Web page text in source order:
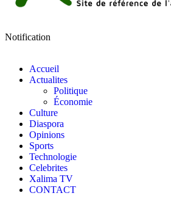
Notification
Accueil
Actualites
Politique
Économie
Culture
Diaspora
Opinions
Sports
Technologie
Celebrites
Xalima TV
CONTACT